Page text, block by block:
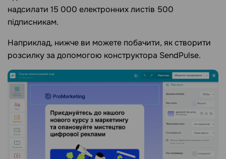
надсилати 15 000 електронних листів 500
підписникам.
Наприклад, нижче ви можете побачити, як створити
розсилку за допомогою конструктора SendPulse.